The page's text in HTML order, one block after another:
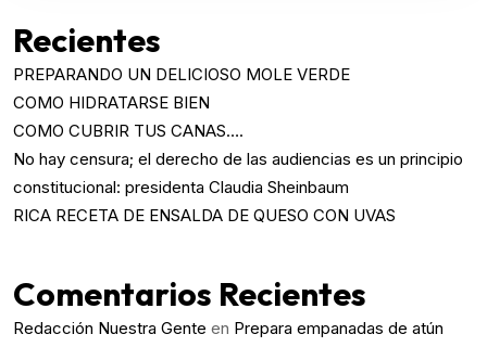
Recientes
PREPARANDO UN DELICIOSO MOLE VERDE
COMO HIDRATARSE BIEN
COMO CUBRIR TUS CANAS….
No hay censura; el derecho de las audiencias es un principio
constitucional: presidenta Claudia Sheinbaum
RICA RECETA DE ENSALDA DE QUESO CON UVAS
Comentarios Recientes
Redacción Nuestra Gente en Prepara empanadas de atún